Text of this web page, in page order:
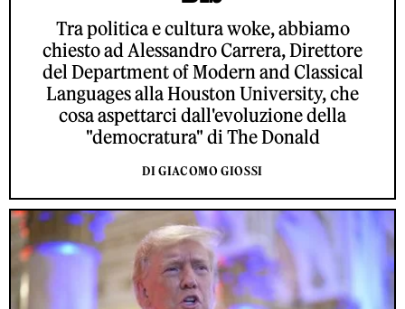
Tra politica e cultura woke, abbiamo
chiesto ad Alessandro Carrera, Direttore
del Department of Modern and Classical
Languages alla Houston University, che
cosa aspettarci dall'evoluzione della
"democratura" di The Donald
DI GIACOMO GIOSSI